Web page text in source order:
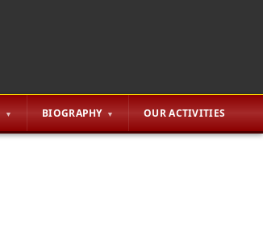
BIOGRAPHY OUR ACTIVITIES